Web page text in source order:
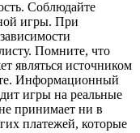
Соблюдайте
игры. При
Помните, что
являться источником
Информационный
игры на реальные
принимает ни в
платежей, которые